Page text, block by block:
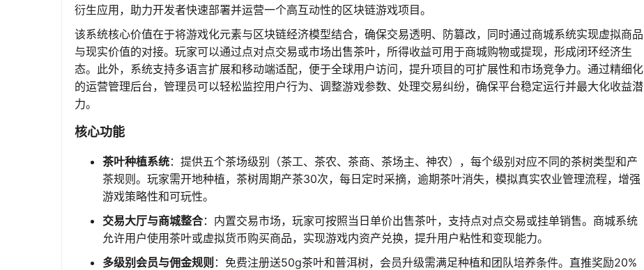
衍生应用，助力开发者快速部署并运营一个高互动性的区块链游戏项目。
该系统核心价值在于将游戏化元素与区块链经济模型结合，确保交易透明、防篡改，同时通过商城系统实现虚拟商品
与现实价值的对接。玩家可以通过点对点交易或市场出售茶叶，所得收益可用于商城购物或提现，形成闭环经济生
态。此外，系统支持多语言扩展和移动端适配，便于全球用户访问，提升项目的可扩展性和市场竞争力。通过精细化
的运营管理后台，管理员可以轻松监控用户行为、调整游戏参数、处理交易纠纷，确保平台稳定运行并最大化收益潜
力。
核心功能
茶叶种植系统：提供五个茶场级别（茶工、茶农、茶商、茶场主、神农），每个级别对应不同的茶树类型和产
茶规则。玩家需开地种植，茶树周期产茶30次，每日定时采摘，逾期茶叶消失，模拟真实农业管理流程，增强
游戏策略性和可玩性。
交易大厅与商城整合：内置交易市场，玩家可按照当日单价出售茶叶，支持点对点交易或挂单销售。商城系统
允许用户使用茶叶或虚拟货币购买商品，实现游戏内资产兑换，提升用户粘性和变现能力。
多级别会员与佣金规则 ：免费注册送50g茶叶和普洱树，会员升级需满足种植和团队培养条件。直推奖励20%